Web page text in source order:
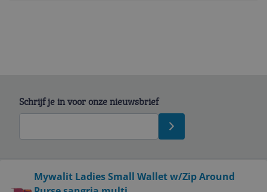
Mywalit Ladies Small Wallet w/Zip Around
Schrijf je in voor onze nieuwsbrief